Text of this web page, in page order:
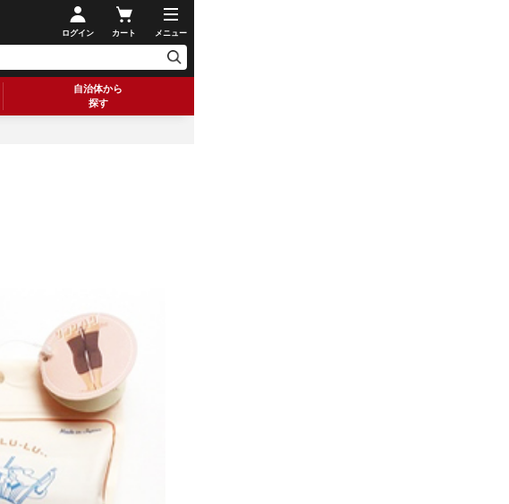
ログイン カート メニュー
自治体から
探す